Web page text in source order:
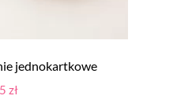
jednokartkowe
zł